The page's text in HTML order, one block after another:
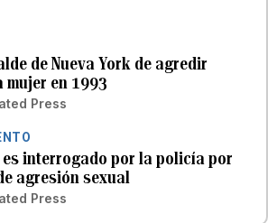
de Nueva York de agredir
mujer en 1993
Press
es interrogado por la policía por
agresión sexual
Press